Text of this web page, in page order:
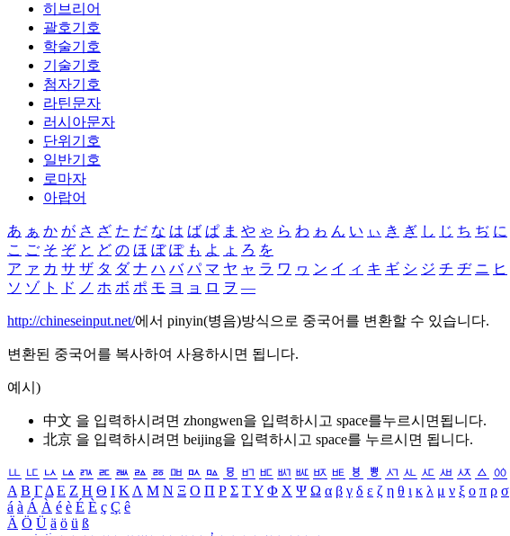
히브리어
괄호기호
학술기호
기술기호
첨자기호
라틴문자
러시아문자
단위기호
일반기호
로마자
아랍어
あ ぁ か が さ ざ た だ な は ば ぱ ま や ゃ ら わ ゎ ん い ぃ き ぎ し じ ち ぢ に
こ ご そ ぞ と ど の ほ ぼ ぽ も よ ょ ろ を
ア ァ カ サ ザ タ ダ ナ ハ バ パ マ ヤ ャ ラ ワ ヮ ン イ ィ キ ギ シ ジ チ ヂ ニ ヒ
ソ ゾ ト ド ノ ホ ボ ポ モ ヨ ョ ロ ヲ ―
http://chineseinput.net/에서 pinyin(병음)방식으로 중국어를 변환할 수 있습니다.
변환된 중국어를 복사하여 사용하시면 됩니다.
예시)
中文 을 입력하시려면 zhongwen을 입력하시고 space를누르시면됩니다.
北京 을 입력하시려면 beijing을 입력하시고 space를 누르시면 됩니다.
ㅥ ㅦ ㅧ ㅨ ㅩ ㅪ ㅫ ㅬ ㅭ ㅮ ㅯ ㅰ ㅱ ㅲ ㅳ ㅴ ㅵ ㅶ ㅷ ㅸ ㅹ ㅺ ㅻ ㅼ ㅽ ㅾ ㅿ ㆀ
Α Β ΓΔ Ε Ζ Η Θ Ι ΚΛ Μ Ν Ξ Ο Π Ρ Σ ΤΥ Φ Χ Ψ Ω α β γ δ ε ζ η θ ι κ λ μ ν ξ ο π ρ σ
á à Á À é è É È ç Ç ê
Ä Ö Ü ä ö ü ß